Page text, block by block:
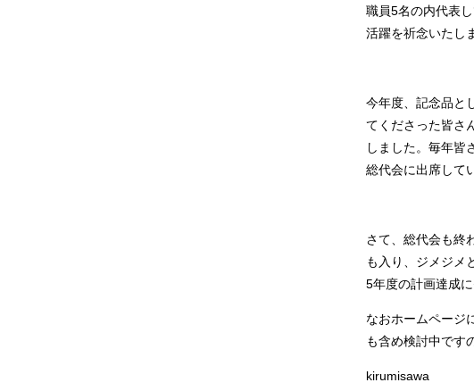
職員5名の内代表
活躍を祈念いたし
今年度、記念品と
てくださった皆さ
しました。毎年皆
総代会に出席して
さて、総代会も終
も入り、ジメジメ
5年度の計画達成
なおホームページ
も含め検討中です
kirumisawa